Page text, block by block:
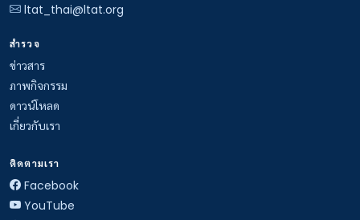
ltat_thai@ltat.org
สำรวจ
ข่าวสาร
ภาพกิจกรรม
ดาวน์โหลด
เกี่ยวกับเรา
ติดตามเรา
Facebook
YouTube